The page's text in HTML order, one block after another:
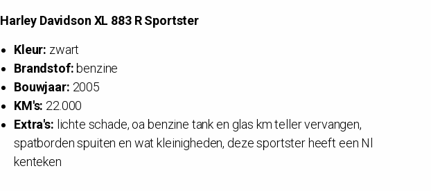
Harley Davidson XL 883 R Sportster
Kleur: zwart
Brandstof: benzine
Bouwjaar: 2005
KM's: 22.000
Extra's: lichte schade, oa benzine tank en glas km teller vervangen,
spatborden spuiten en wat kleinigheden, deze sportster heeft een Nl
kenteken